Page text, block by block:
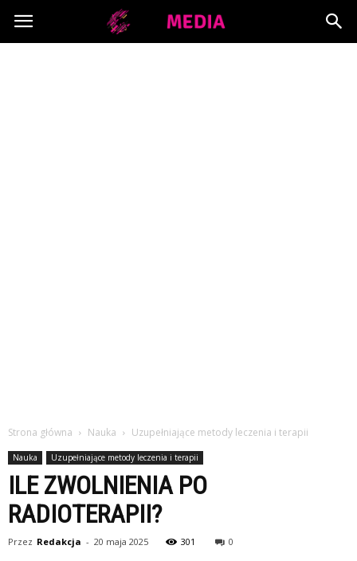
Copymedia.pl
Strona główna Nauka Uzupełniające metody leczenia i terapii
Nauka Uzupełniające metody leczenia i terapii
ILE ZWOLNIENIA PO
RADIOTERAPII?
Przez Redakcja - 20 maja 2025 301 0